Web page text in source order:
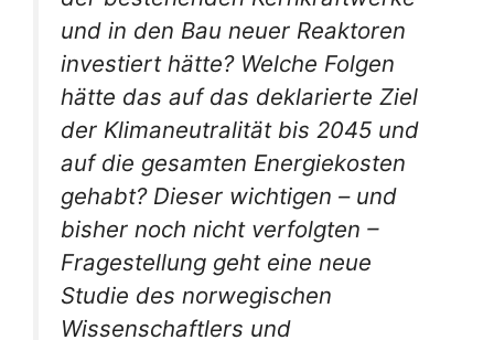
und in den Bau neuer Reaktoren
investiert hätte? Welche Folgen
hätte das auf das deklarierte Ziel
der Klimaneutralität bis 2045 und
auf die gesamten Energiekosten
gehabt? Dieser wichtigen – und
bisher noch nicht verfolgten –
Fragestellung geht eine neue
Studie des norwegischen
Wissenschaftlers und